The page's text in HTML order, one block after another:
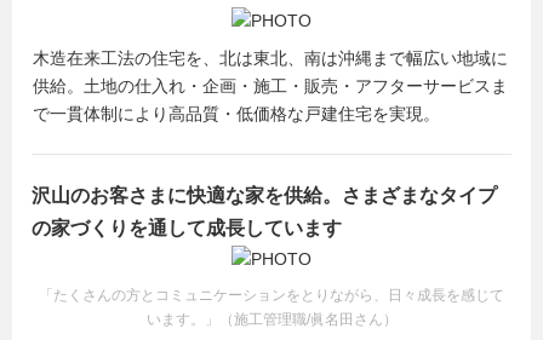
木造在来工法の住宅を、北は東北、南は沖縄まで幅広い地域に
供給。土地の仕入れ・企画・施工・販売・アフターサービスま
で一貫体制により高品質・低価格な戸建住宅を実現。
沢山のお客さまに快適な家を供給。さまざまなタイプ
の家づくりを通して成長しています
「たくさんの方とコミュニケーションをとりながら、日々成長を感じて
います。」（施工管理職/眞名田さん）